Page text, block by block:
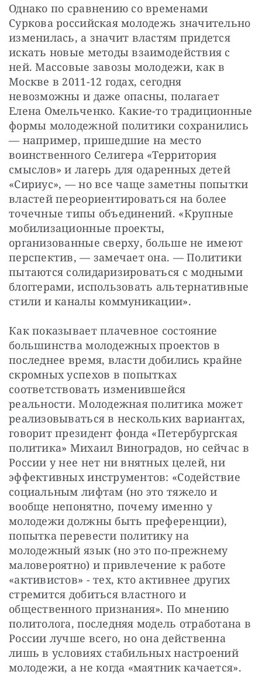
Однако по сравнению со временами
Суркова российская молодежь значительно
изменилась, а значит властям придется
искать новые методы взаимодействия с
ней. Массовые завозы молодежи, как в
Москве в 2011-12 годах, сегодня
невозможны и даже опасны, полагает
Елена Омельченко. Какие-то традиционные
формы молодежной политики сохранились
— например, пришедшие на место
воинственного Селигера «Территория
смыслов» и лагерь для одаренных детей
«Сириус», — но все чаще заметны попытки
властей переориентироваться на более
точечные типы объединений. «Крупные
мобилизационные проекты,
организованные сверху, больше не имеют
перспектив, — замечает она. — Политики
пытаются солидаризироваться с модными
блоггерами, использовать альтернативные
стили и каналы коммуникации».
Как показывает плачевное состояние
большинства молодежных проектов в
последнее время, власти добились крайне
скромных успехов в попытках
соответствовать изменившейся
реальности. Молодежная политика может
реализовываться в нескольких вариантах,
говорит президент фонда «Петербургская
политика» Михаил Виноградов, но сейчас в
России у нее нет ни внятных целей, ни
эффективных инструментов: «Содействие
социальным лифтам (но это тяжело и
вообще непонятно, почему именно у
молодежи должны быть преференции),
попытка перевести политику на
молодежный язык (но это по-прежнему
маловероятно) и привлечение к работе
«активистов» - тех, кто активнее других
стремится добиться властного и
общественного признания». По мнению
политолога, последняя модель отработана в
России лучше всего, но она действенна
лишь в условиях стабильных настроений
молодежи, а не когда «маятник качается».